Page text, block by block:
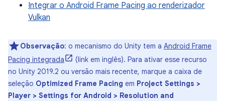
Integrar o Android Frame Pacing ao renderizador
Vulkan
Observação: o mecanismo do Unity tem a Android Frame
Pacing integrada
(link em inglês). Para ativar esse recurso
no Unity 2019.2 ou versão mais recente, marque a caixa de
seleção Optimized Frame Pacing em Project Settings >
Player > Settings for Android > Resolution and